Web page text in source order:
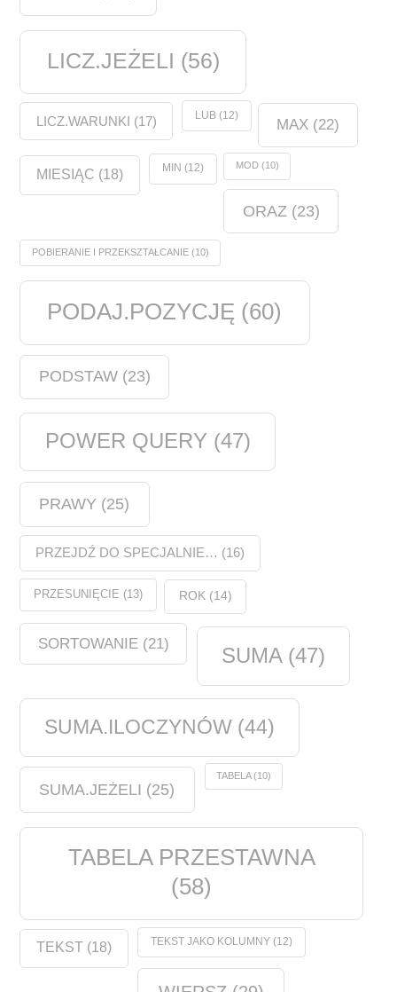
LICZ.JEŻELI (56)
LICZ.WARUNKI (17) LUB(12)
MAX(22)
MIESIĄC (18) MIN (12) MOD(10)
ORAZ (23)
POBIERANIE I PRZEKSZTAŁCANIE(10)
PODAJ.POZYCJĘ (60)
PODSTAW(23)
POWER QUERY (47)
PRAWY (25)
PRZEJDŹ DO SPECJALNIE… (16)
PRZESUNIĘCIE (13) ROK(14)
SORTOWANIE(21) SUMA(47)
SUMA.ILOCZYNÓW (44)
SUMA.JEŻELI (25)
TABELA(10)
TABELA PRZESTAWNA
(58)
TEKST (18) TEKST JAKO KOLUMNY(12)